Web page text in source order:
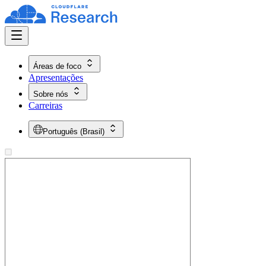
Áreas de foco
Apresentações
Sobre nós
Carreiras
Português (Brasil)